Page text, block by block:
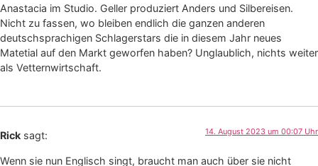
Anastacia im Studio. Geller produziert Anders und Silbereisen.
Nicht zu fassen, wo bleiben endlich die ganzen anderen
deutschsprachigen Schlagerstars die in diesem Jahr neues
Matetial auf den Markt geworfen haben? Unglaublich, nichts weiter
als Vetternwirtschaft.
Rick sagt: 14. August 2023 um 00:07 Uhr
Wenn sie nun Englisch singt, braucht man auch über sie nicht